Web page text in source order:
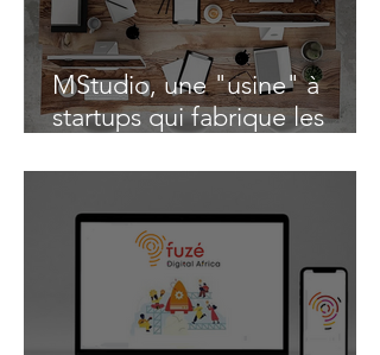
MStudio, une "usine" à
startups qui fabrique les
Tech africaine